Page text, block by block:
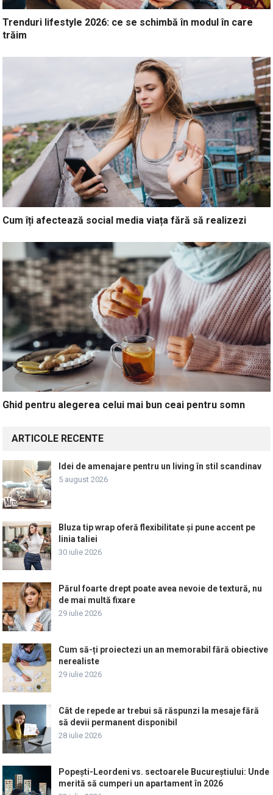
Trenduri lifestyle 2026: ce se schimbă în modul în care
trăim
Cum îți afectează social media viața fără să realizezi
Ghid pentru alegerea celui mai bun ceai pentru somn
ARTICOLE RECENTE
Idei de amenajare pentru un living în stil scandinav
5 august 2026
Bluza tip wrap oferă flexibilitate și pune accent pe
linia taliei
30 iulie 2026
Părul foarte drept poate avea nevoie de textură, nu
de mai multă fixare
29 iulie 2026
Cum să-ți proiectezi un an memorabil fără obiective
nerealiste
29 iulie 2026
Cât de repede ar trebui să răspunzi la mesaje fără
să devii permanent disponibil
28 iulie 2026
Popești-Leordeni vs. sectoarele Bucureștiului: Unde
merită să cumperi un apartament în 2026